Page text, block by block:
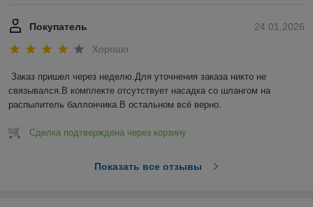
24.01.2026
Покупатель
Хорошо
Заказ пришел через неделю.Для уточнения заказа никто не
связывался.В комплекте отсутствует насадка со шлангом на
распылитель баллончика.В остальном всё верно.
Сделка подтверждена через корзину
Показать все отзывы